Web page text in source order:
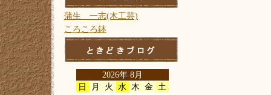
蒲生 一志(木工芸)
ころころ鉢
2026年 8月
日
月 火 水 木 金 土